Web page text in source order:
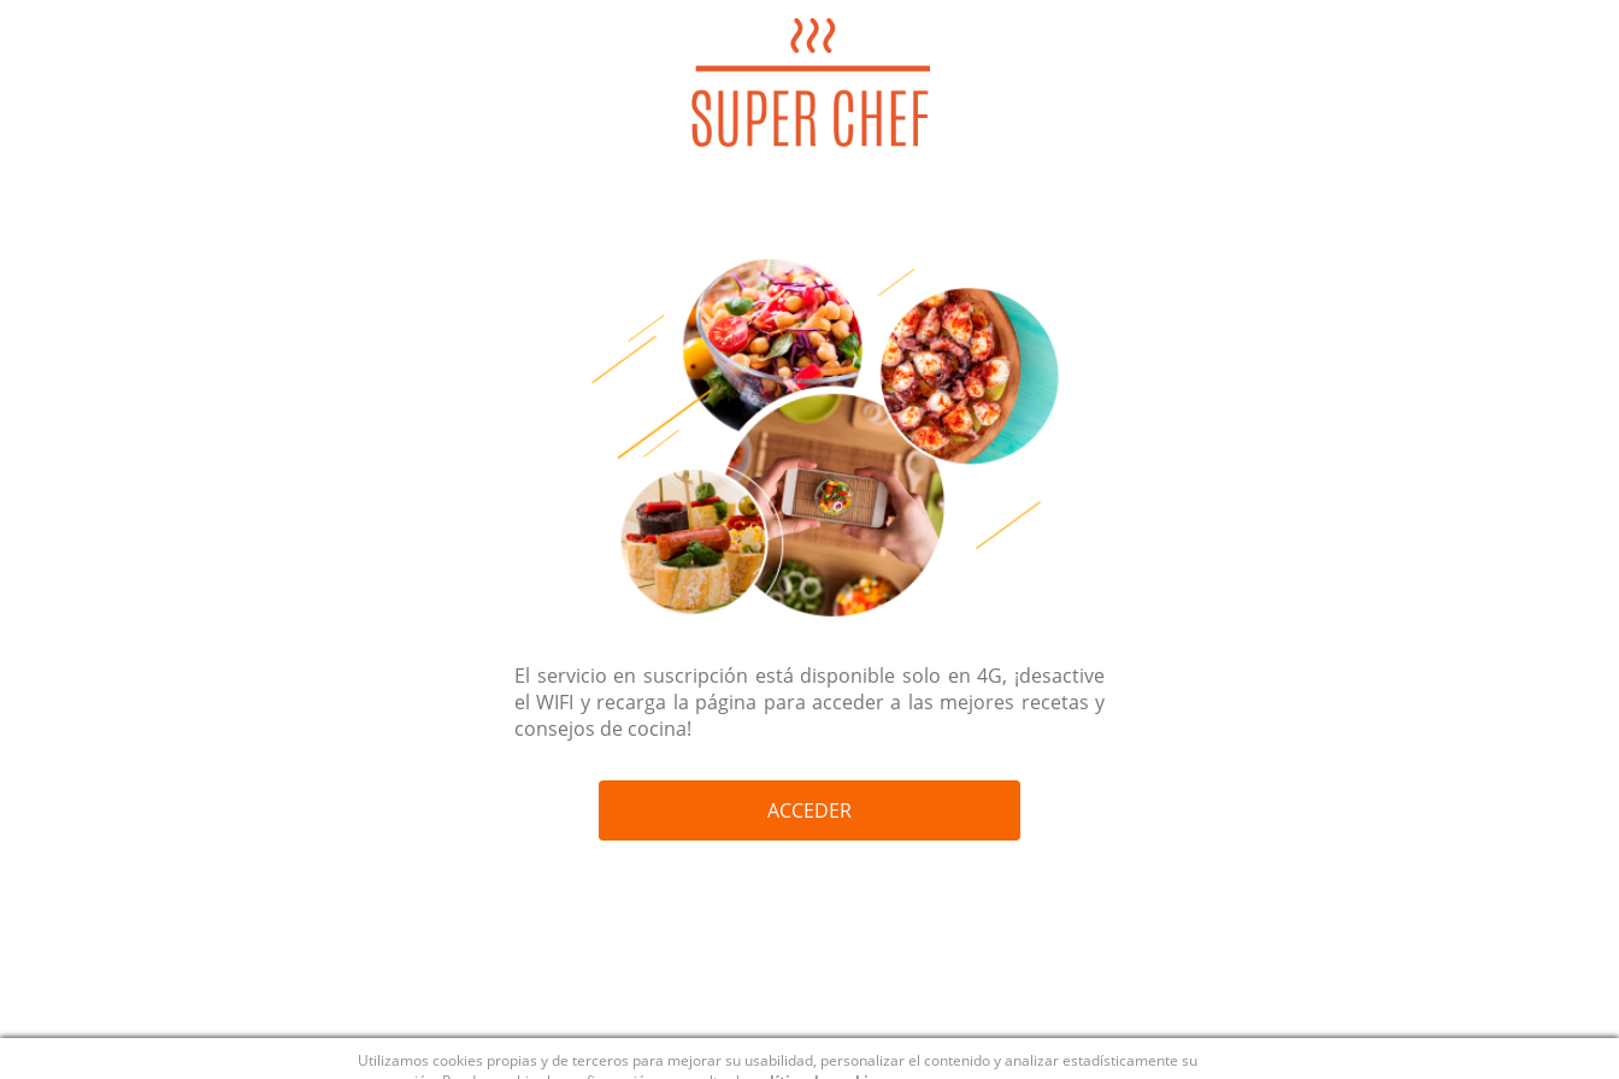
Utilizamos cookies propias y de terceros para mejorar su usabilidad, personalizar el contenido y analizar estadísticamente su
El servicio en suscripción está disponible solo en 4G, ¡desactive
el WIFI y recarga la página para acceder a las mejores recetas y
consejos de cocina!
ACCEDER